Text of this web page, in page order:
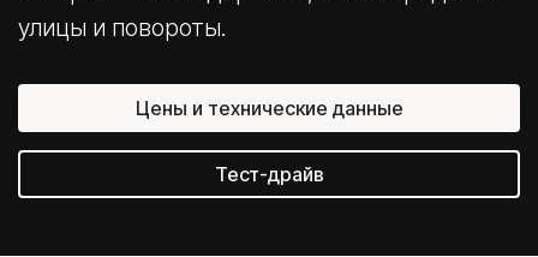
улицы и повороты.
Цены и технические данные
Тест-драйв